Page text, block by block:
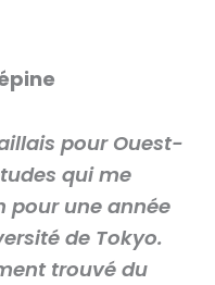
pour Ouest-
qui me
pour une année
de Tokyo.
trouvé du